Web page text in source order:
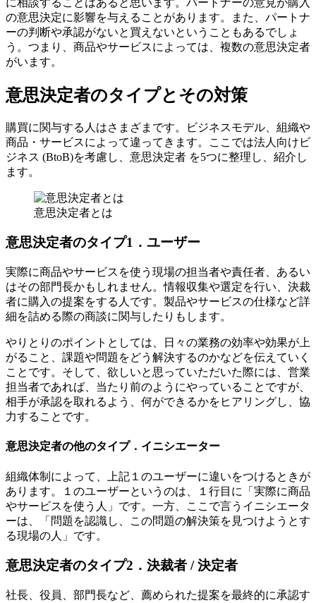
の意思決定に影響を与えることがあります。また、パートナ
ーの判断や承認がないと買えないということもあるでしょ
う。つまり、商品やサービスによっては、複数の意思決定者
がいます。
意思決定者のタイプとその対策
購買に関与する人はさまざまです。ビジネスモデル、組織や
商品・サービスによって違ってきます。ここでは法人向けビ
ジネス (BtoB)を考慮し、意思決定者 を5つに整理し、紹介し
ます。
意思決定者とは
意思決定者のタイプ1．ユーザー
実際に商品やサービスを使う現場の担当者や責任者、あるい
はその部門長かもしれません。情報収集や選定を行い、決裁
者に購入の提案をする人です。製品やサービスの仕様など詳
細を詰める際の商談に関与したりもします。
やりとりのポイントとしては、日々の業務の効率や効果が上
がること、課題や問題をどう解決するのかなどを伝えていく
ことです。そして、欲しいと思っていただいた際には、営業
担当者であれば、当たり前のようにやっていることですが、
相手が承認を取れるよう、何ができるかをヒアリングし、協
力することです。
意思決定者の他のタイプ．イニシエーター
組織体制によって、上記１のユーザーに違いをつけるときが
あります。１のユーザーというのは、１行目に「実際に商品
やサービスを使う人」です。一方、ここで言うイニシエータ
ーは、「問題を認識し、この問題の解決策を見つけようとす
る現場の人」です。
意思決定者のタイプ2．決裁者 / 決定者
社長、役員、部門長など、薦められた提案を最終的に承認す